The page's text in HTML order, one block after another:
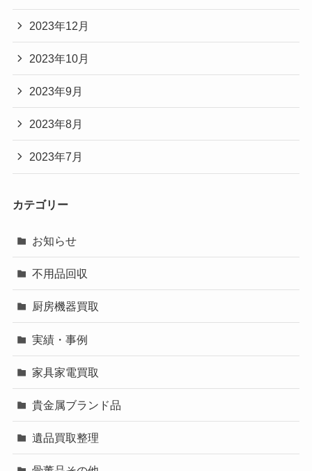
2023年12月
2023年10月
2023年9月
2023年8月
2023年7月
カテゴリー
お知らせ
不用品回収
厨房機器買取
実績・事例
家具家電買取
貴金属ブランド品
遺品買取整理